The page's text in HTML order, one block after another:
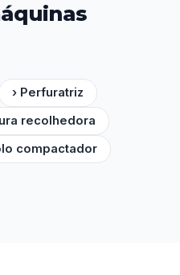
› Perfuratriz
recolhedora
compactador